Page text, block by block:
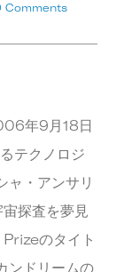
Comments
年9月18日
テクノロジ
ャ・アンサリ
探査を夢見
のタイト
ンドリームの